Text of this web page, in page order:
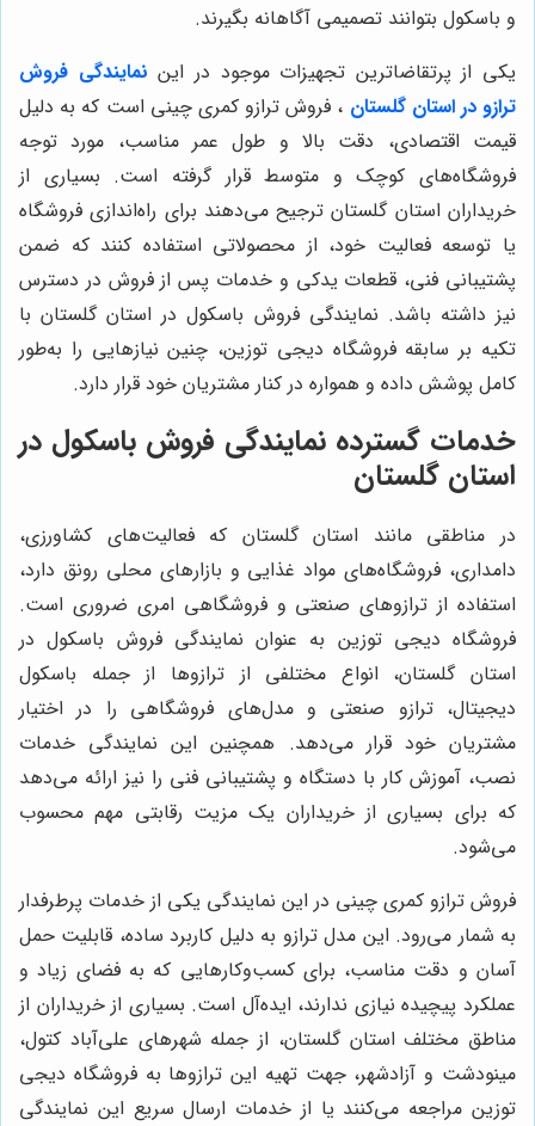
و باسکول بتوانند تصمیمی آگاهانه بگیرند.
یکی از پرتقاضاترین تجهیزات موجود در این نمایندگی فروش
ترازو در استان گلستان ، فروش ترازو کمری چینی است که به دلیل
قیمت اقتصادی، دقت بالا و طول عمر مناسب، مورد توجه
فروشگاه‌های کوچک و متوسط قرار گرفته است. بسیاری از
خریداران استان گلستان ترجیح می‌دهند برای راه‌اندازی فروشگاه
یا توسعه فعالیت خود، از محصولاتی استفاده کنند که ضمن
پشتیبانی فنی، قطعات یدکی و خدمات پس از فروش در دسترس
نیز داشته باشد. نمایندگی فروش باسکول در استان گلستان با
تکیه بر سابقه فروشگاه دیجی توزین، چنین نیازهایی را به‌طور
کامل پوشش داده و همواره در کنار مشتریان خود قرار دارد.
خدمات گسترده نمایندگی فروش باسکول در
استان گلستان
در مناطقی مانند استان گلستان که فعالیت‌های کشاورزی،
دامداری، فروشگاه‌های مواد غذایی و بازارهای محلی رونق دارد،
استفاده از ترازوهای صنعتی و فروشگاهی امری ضروری است.
فروشگاه دیجی توزین به عنوان نمایندگی فروش باسکول در
استان گلستان، انواع مختلفی از ترازوها از جمله باسکول
دیجیتال، ترازو صنعتی و مدل‌های فروشگاهی را در اختیار
مشتریان خود قرار می‌دهد. همچنین این نمایندگی خدمات
نصب، آموزش کار با دستگاه و پشتیبانی فنی را نیز ارائه می‌دهد
که برای بسیاری از خریداران یک مزیت رقابتی مهم محسوب
می‌شود.
فروش ترازو کمری چینی در این نمایندگی یکی از خدمات پرطرفدار
به شمار می‌رود. این مدل ترازو به دلیل کاربرد ساده، قابلیت حمل
آسان و دقت مناسب، برای کسب‌وکارهایی که به فضای زیاد و
عملکرد پیچیده نیازی ندارند، ایده‌آل است. بسیاری از خریداران از
مناطق مختلف استان گلستان، از جمله شهرهای علی‌آباد کتول،
مینودشت و آزادشهر، جهت تهیه این ترازوها به فروشگاه دیجی
توزین مراجعه می‌کنند یا از خدمات ارسال سریع این نمایندگی